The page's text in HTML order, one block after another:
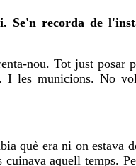
Se'n recorda de
nou. Tot just posar
les municions. No
què era ni on estava
aquell temps.